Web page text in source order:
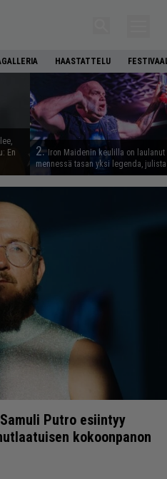
HAASTATTELU
En
2. Iron Maidenin keulilla on laulanut
mennessä tasan yksi legenda,
Putro esiintyy
kokoonpanon